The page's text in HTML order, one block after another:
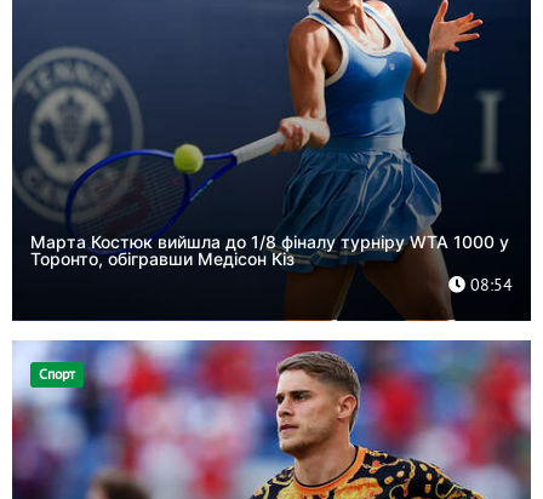
Марта Костюк вийшла до 1/8 фіналу турніру WTA 1000 у
Торонто, обігравши Медісон Кіз
08:54
Спорт